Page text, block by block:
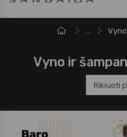
...
Vyno ir